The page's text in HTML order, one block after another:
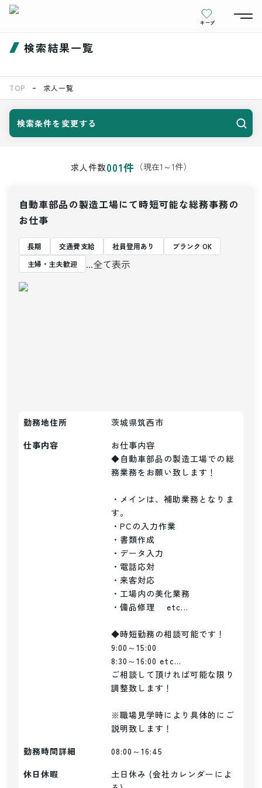
キープ
検索結果一覧
TOP 求人一覧
検索条件を変更する
求人件数001件 （現在1 ～1件）
自動車部品の製造工場にて時短可能な総務事務の
お仕事
長期 交通費支給 社員登用あり
ブランク OK
主婦・主夫歓迎
...全て表示
勤務地住所
茨城県筑西市
仕事内容
お仕事内容
◆自動車部品の製造工場での総
務業務をお願い致します！
・メインは、補助業務となりま
す。
・PCの入力作業
・書類作成
・データ入力
・電話応対
・来客対応
・工場内の美化業務
・備品修理    etc...
◆時短勤務の相談可能です！
9:00～15:00
8:30～16:00 etc...
ご相談して頂ければ可能な限り
調整致します！
※職場見学時により具体的にご
説明致します！
勤務時間詳細
08:00～16:45
休日休暇
土日休み (会社カレンダーによ